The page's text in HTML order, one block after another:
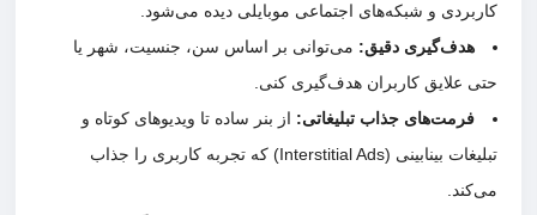
کاربردی و شبکه‌های اجتماعی موبایلی دیده می‌شود.
هدف‌گیری دقیق: می‌توانی بر اساس سن، جنسیت، شهر یا
حتی علایق کاربران هدف‌گیری کنی.
فرمت‌های جذاب تبلیغاتی: از بنر ساده تا ویدیوهای کوتاه و
تبلیغات بینابینی (Interstitial Ads) که تجربه کاربری را جذاب
می‌کند.